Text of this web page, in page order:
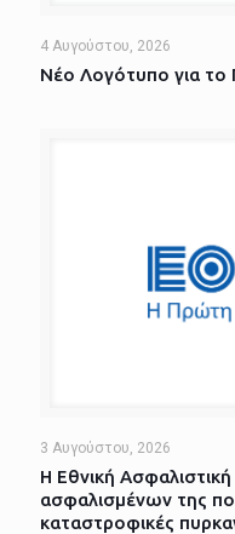
4 Αυγούστου, 2026
Νέο Λογότυπο για το
3 Αυγούστου, 2026
Η Εθνική
ασφαλισμένων της
καταστροφικές